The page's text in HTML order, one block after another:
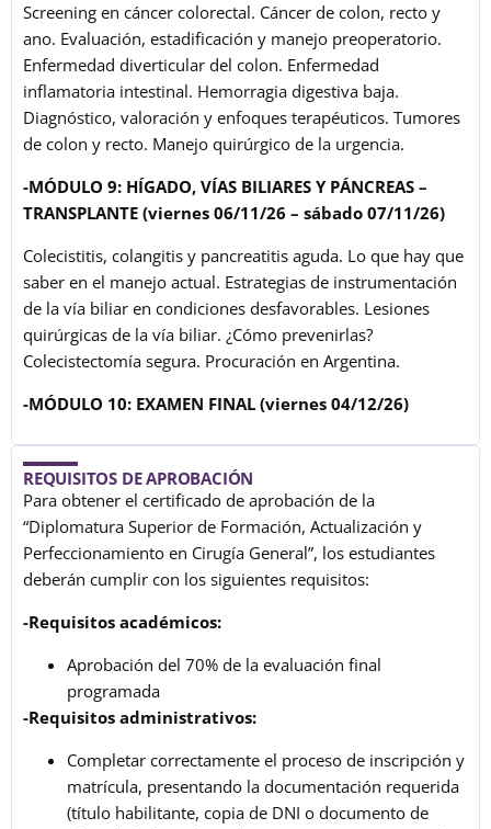
Screening en cáncer colorectal. Cáncer de colon, recto y
ano. Evaluación, estadificación y manejo preoperatorio.
Enfermedad diverticular del colon. Enfermedad
inflamatoria intestinal. Hemorragia digestiva baja.
Diagnóstico, valoración y enfoques terapéuticos. Tumores
de colon y recto. Manejo quirúrgico de la urgencia.
-MÓDULO 9: HÍGADO, VÍAS BILIARES Y PÁNCREAS –
TRANSPLANTE (viernes 06/11/26 – sábado 07/11/26)
Colecistitis, colangitis y pancreatitis aguda. Lo que hay que
saber en el manejo actual. Estrategias de instrumentación
de la vía biliar en condiciones desfavorables. Lesiones
quirúrgicas de la vía biliar. ¿Cómo prevenirlas?
Colecistectomía segura. Procuración en Argentina.
-MÓDULO 10: EXAMEN FINAL (viernes 04/12/26)
REQUISITOS DE APROBACIÓN
Para obtener el certificado de aprobación de la
“Diplomatura Superior de Formación, Actualización y
Perfeccionamiento en Cirugía General”, los estudiantes
deberán cumplir con los siguientes requisitos:
-Requisitos académicos:
Aprobación del 70% de la evaluación final
programada
-Requisitos administrativos:
Completar correctamente el proceso de inscripción y
matrícula, presentando la documentación requerida
(título habilitante, copia de DNI o documento de